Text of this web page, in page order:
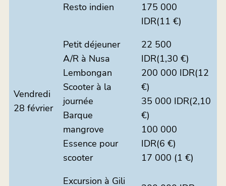
Resto indien
175 000
IDR(11 €)
Vendredi
28 février
Petit déjeuner
A/R à Nusa
Lembongan
Scooter à la
journée
Barque
mangrove
Essence pour
scooter
22 500
IDR(1,30 €)
200 000 IDR(12
€)
35 000 IDR(2,10
€)
100 000
IDR(6 €)
17 000 (1 €)
Excursion à Gili